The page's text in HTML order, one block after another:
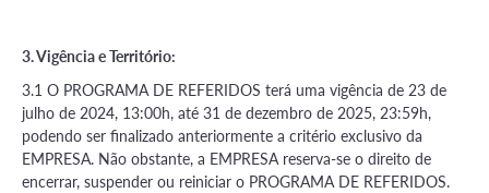
3. Vigência e Território:
3.1 O PROGRAMA DE REFERIDOS terá uma vigência de 23 de
julho de 2024, 13:00h, até 31 de dezembro de 2025, 23:59h,
podendo ser finalizado anteriormente a critério exclusivo da
EMPRESA. Não obstante, a EMPRESA reserva-se o direito de
encerrar, suspender ou reiniciar o PROGRAMA DE REFERIDOS.